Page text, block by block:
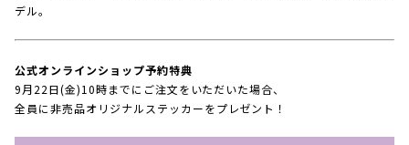
デル。
公式オンラインショップ予約特典
9月22日(金)10時までにご注文をいただいた場合、
全員に非売品オリジナルステッカーをプレゼント！